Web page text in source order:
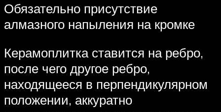
Обязательно присутствие
алмазного напыления на кромке
Керамоплитка ставится на ребро,
после чего другое ребро,
находящееся в перпендикулярном
положении, аккуратно